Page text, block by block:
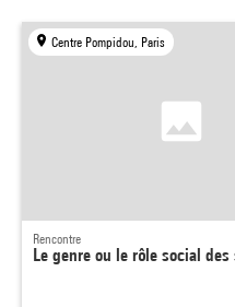
Centre Pompidou, Paris
Rencontre
Le genre ou le rôle social des